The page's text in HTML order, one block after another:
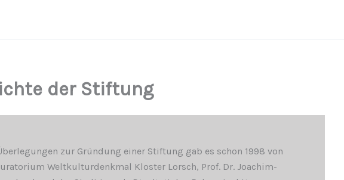
der Stiftung
zur Gründung einer Stiftung gab es schon 1998 von
Weltkulturdenkmal Kloster Lorsch, Prof. Dr. Joachim-